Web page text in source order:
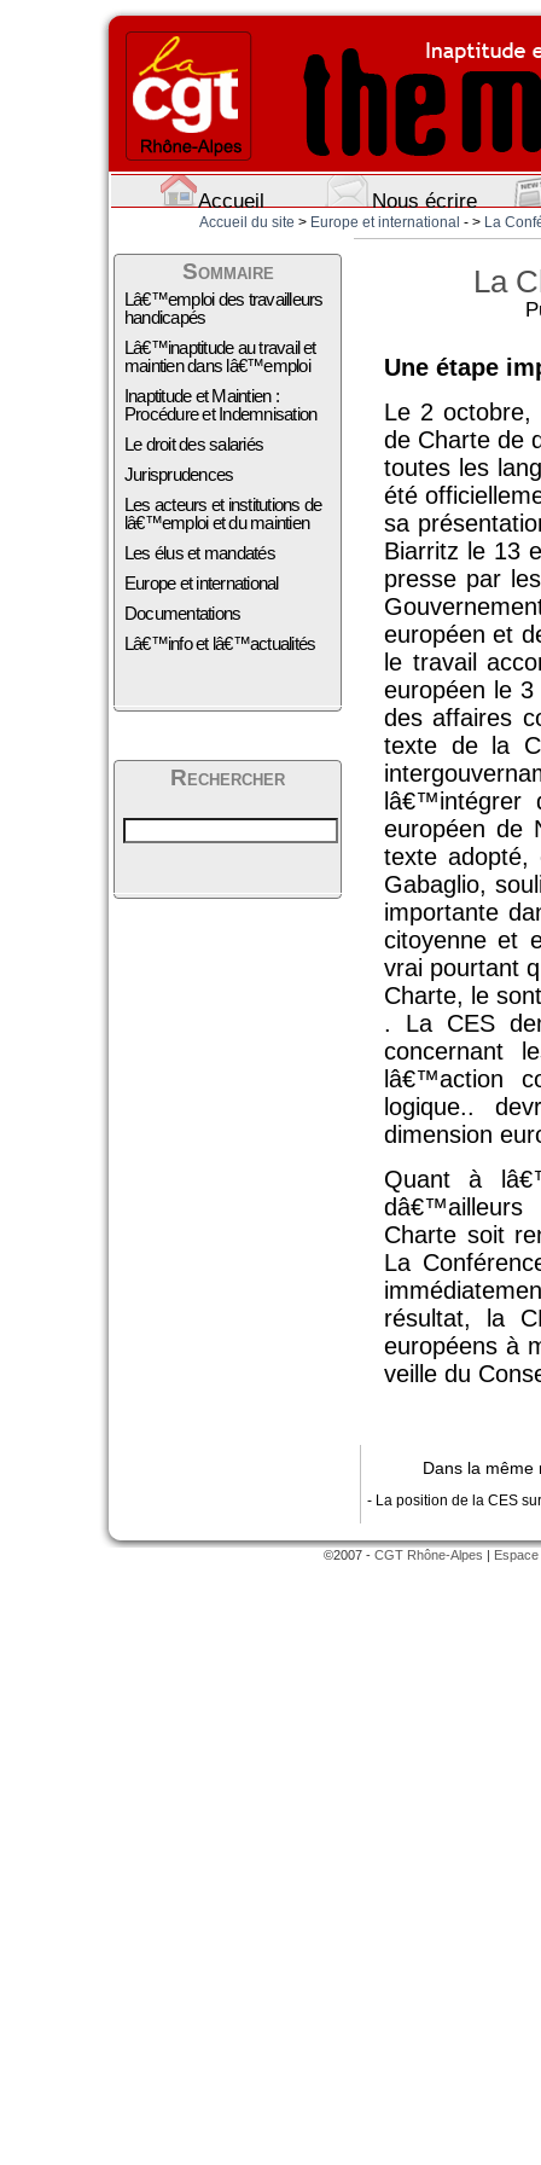
Accueil Nous écrire
Accueil du site > Europe et international - > La
Sommaire
Lâ€™emploi des travailleurs
handicapés
Lâ€™inaptitude au travail et
maintien dans lâ€™emploi
Inaptitude et Maintien :
Procédure et Indemnisation
Le droit des salariés
Jurisprudences
Les acteurs et institutions de
lâ€™emploi et du maintien
Les élus et mandatés
Europe et international
Documentations
Lâ€™info et lâ€™actualités
Rechercher
La
Une étape
Le 2 octobre,
de Charte de
toutes les
été
sa
Biarritz le 13
presse par
européen et
le travail
européen le
des affaires
texte de la
lâ€™intégrer
européen de
texte adopté,
Gabaglio,
importante
citoyenne et
vrai pourtant
Charte, le
. La CES
concernant
lâ€™action
logique..
dimension
Quant à
Charte soit
La
résultat, la
européens à
veille du
Dans la même
- La position de la CES
©2007 - CGT Rhône-Alpes |